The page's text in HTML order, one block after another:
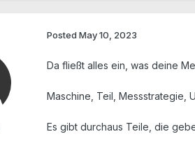
Posted May 10, 2023
Da fließt alles ein, was deine
Maschine, Teil, Messstrategie,
Es gibt durchaus Teile, die